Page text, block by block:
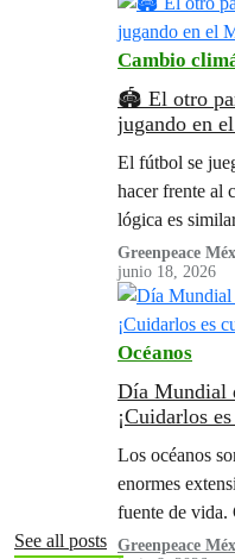
meses. Sigue
Cambio
🏟️ El otro
jugando en
El fútbol se
hacer frente al
lógica es
equipo para
y posiblemente
México?
Greenpeace
junio 18, 2026
Océanos
Día Mundial
¡Cuidarlos
Los océanos
enormes
fuente de vida.
nuestro
Greenpeace
See all posts